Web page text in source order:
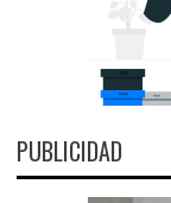
PUBLICIDAD